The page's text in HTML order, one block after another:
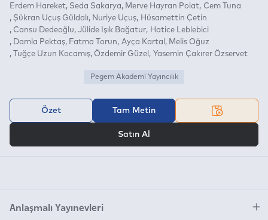
Erdem Hareket Seda Sakarya Merve Hayran Polat
Cem Tuna
Şükran Uçuş Güldalı
Nuriye Uçuş
Hüsamettin Çetin
Cansu Dedeoğlu Jülide Işık Bağatur
Hatice Leblebici
Damla Pektaş
Fatma Torun Ayça Kartal
Melis Oğuz
Tuğçe Uzun Kocamış Özdemir Güzel Yasemin Çakırer Özservet
Pegem Akademi Yayıncılık
Özet Tam Metin
Satın Al
Anlaşmalı Yayınevleri